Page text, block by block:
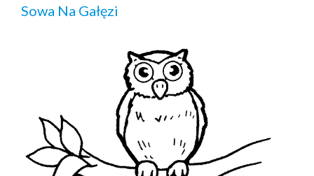
Sowa Na Gałęzi